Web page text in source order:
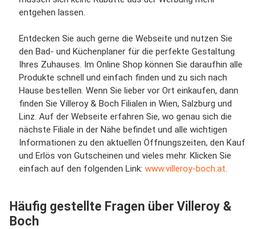
entgehen lassen.
Entdecken Sie auch gerne die Webseite und nutzen Sie
den Bad- und Küchenplaner für die perfekte Gestaltung
Ihres Zuhauses. Im Online Shop können Sie daraufhin alle
Produkte schnell und einfach finden und zu sich nach
Hause bestellen. Wenn Sie lieber vor Ort einkaufen, dann
finden Sie Villeroy & Boch Filialen in Wien, Salzburg und
Linz. Auf der Webseite erfahren Sie, wo genau sich die
nächste Filiale in der Nähe befindet und alle wichtigen
Informationen zu den aktuellen Öffnungszeiten, den Kauf
und Erlös von Gutscheinen und vieles mehr. Klicken Sie
einfach auf den folgenden Link: www.villeroy-boch.at.
Häufig gestellte Fragen über Villeroy &
Boch